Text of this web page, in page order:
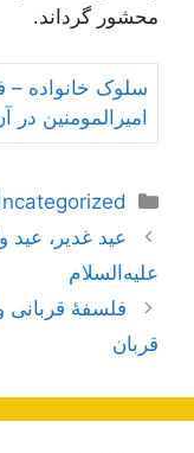
محشور گرداند.
سلوک خانواده –
امیرالمومنین در
دسته‌ها
ناوبری
نوشته‌ها
عید غدیر، عید
علیه‏‌السلام
فلسفۀ قربانی
قربان